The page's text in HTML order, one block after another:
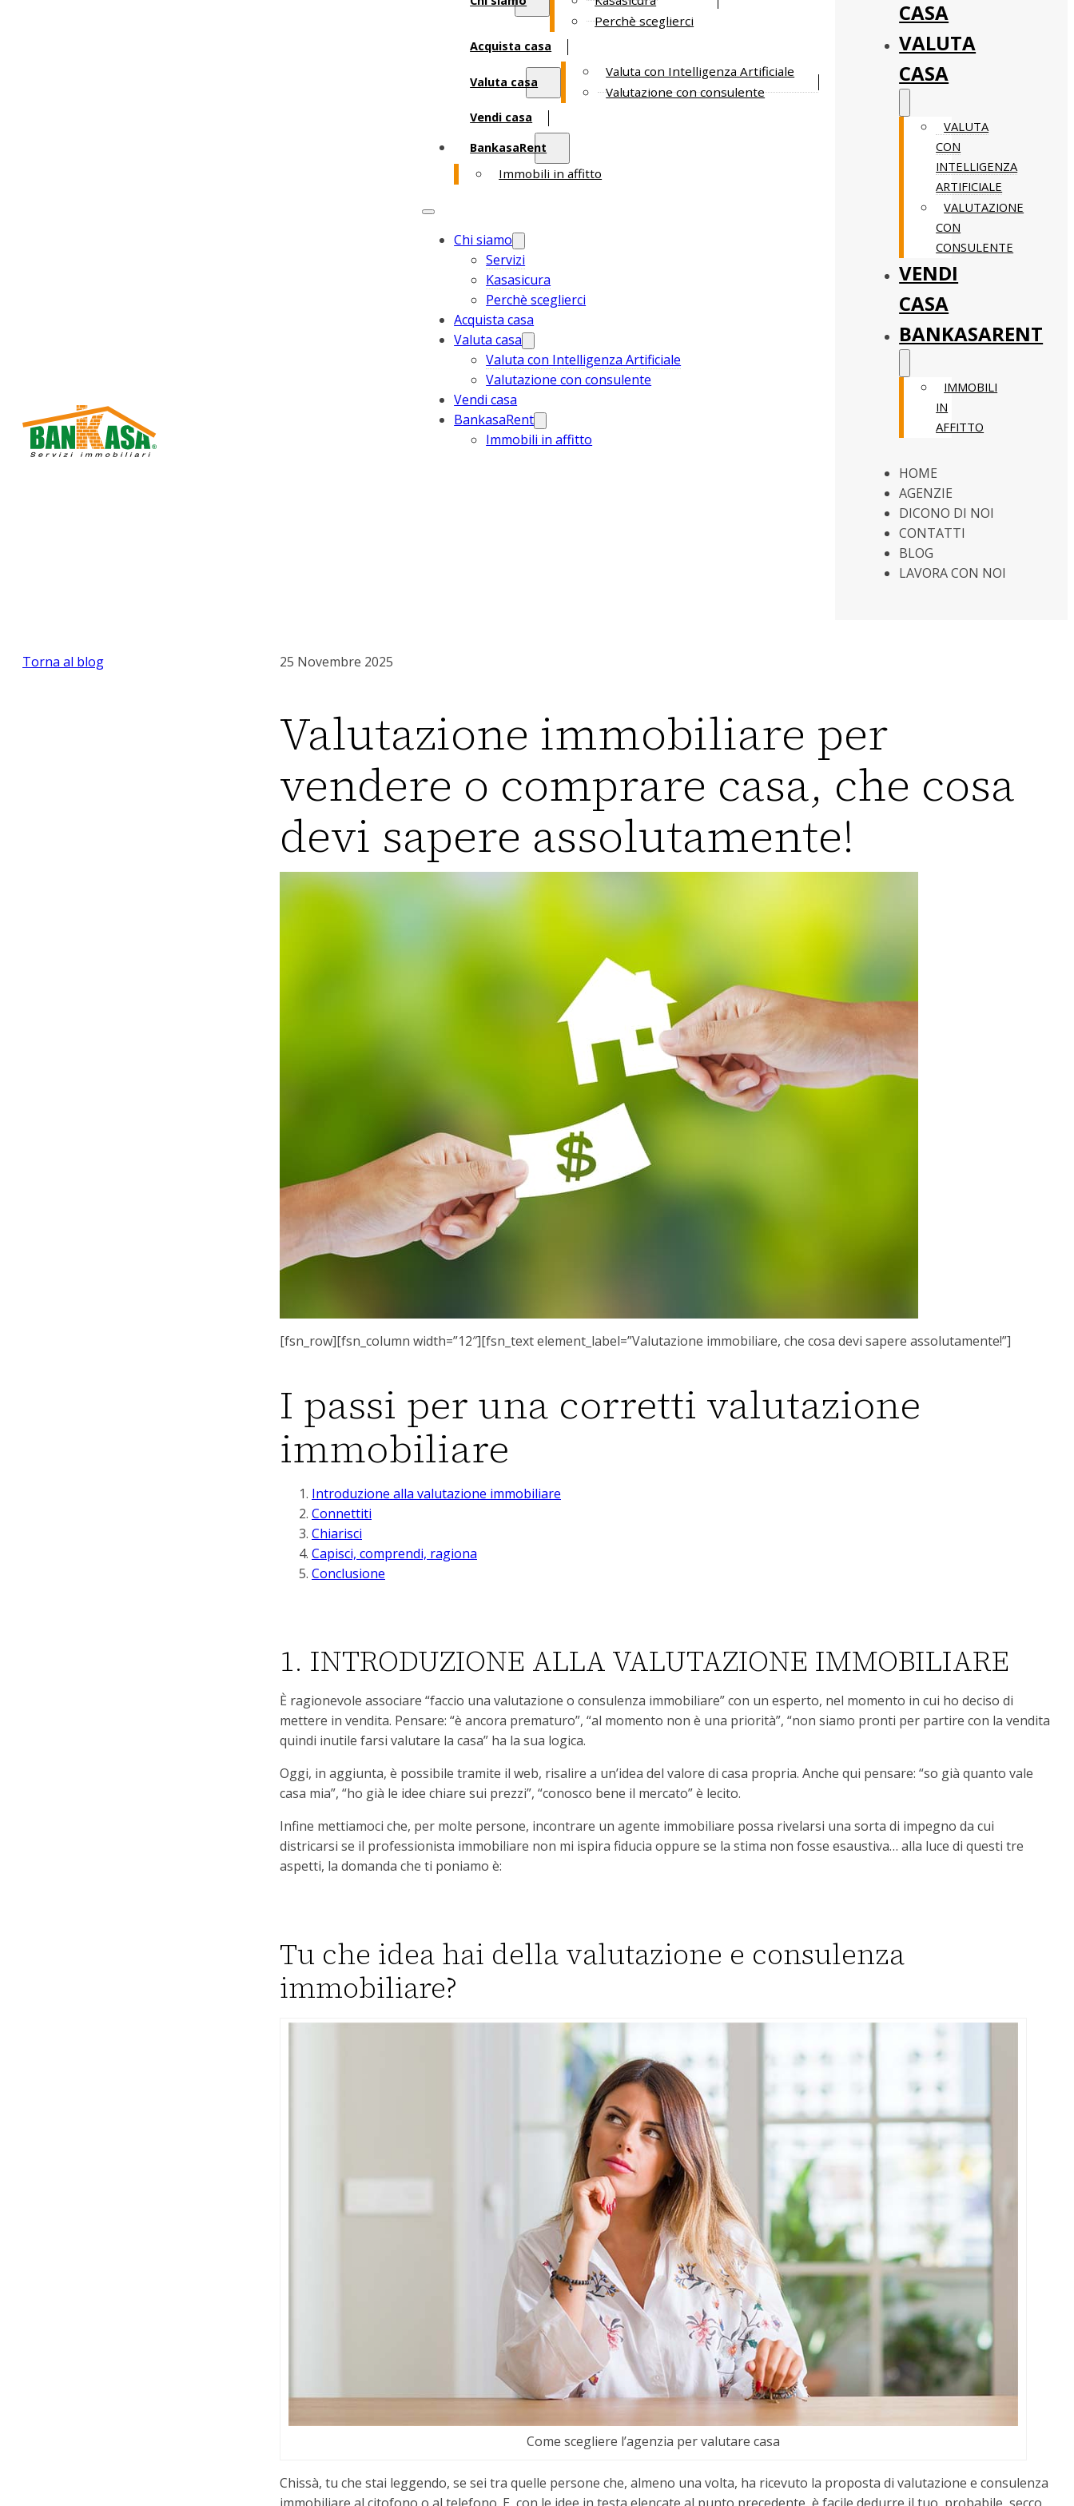
Perchè sceglierci
Acquista casa
Valuta casa
Valuta con Intelligenza Artificiale
Valutazione con consulente
Vendi casa
BankasaRent
Immobili in affitto
Chi siamo
Servizi
Kasasicura
Perchè sceglierci
Acquista casa
Valuta casa
Valuta con Intelligenza Artificiale
Valutazione con consulente
Vendi casa
BankasaRent
Immobili in affitto
CASA
VALUTA
CASA
VALUTA
CON
INTELLIGENZA
ARTIFICIALE
VALUTAZIONE
CON
CONSULENTE
VENDI
CASA
BANKASARENT
IMMOBILI
IN
AFFITTO
HOME
AGENZIE
DICONO DI NOI
CONTATTI
BLOG
LAVORA CON NOI
Torna al blog 25 Novembre 2025
Valutazione immobiliare per
vendere o comprare casa, che cosa
devi sapere assolutamente!
[fsn_row][fsn_column width=”12″][fsn_text element_label=”Valutazione immobiliare, che cosa devi sapere assolutamente!”]
I passi per una corretti valutazione
immobiliare
Introduzione alla valutazione immobiliare
Connettiti
Chiarisci
Capisci, comprendi, ragiona
Conclusione
1. INTRODUZIONE ALLA VALUTAZIONE IMMOBILIARE
È ragionevole associare “faccio una valutazione o consulenza immobiliare” con un esperto, nel momento in cui ho deciso di
mettere in vendita. Pensare: “è ancora prematuro”, “al momento non è una priorità”, “non siamo pronti per partire con la vendita
quindi inutile farsi valutare la casa” ha la sua logica.
Oggi, in aggiunta, è possibile tramite il web, risalire a un’idea del valore di casa propria. Anche qui pensare: “so già quanto vale
casa mia”, “ho già le idee chiare sui prezzi”, “conosco bene il mercato” è lecito.
Infine mettiamoci che, per molte persone, incontrare un agente immobiliare possa rivelarsi una sorta di impegno da cui
districarsi se il professionista immobiliare non mi ispira fiducia oppure se la stima non fosse esaustiva… alla luce di questi tre
aspetti, la domanda che ti poniamo è:
Tu che idea hai della valutazione e consulenza
immobiliare?
Come scegliere l’agenzia per valutare casa
Chissà, tu che stai leggendo, se sei tra quelle persone che, almeno una volta, ha ricevuto la proposta di valutazione e consulenza